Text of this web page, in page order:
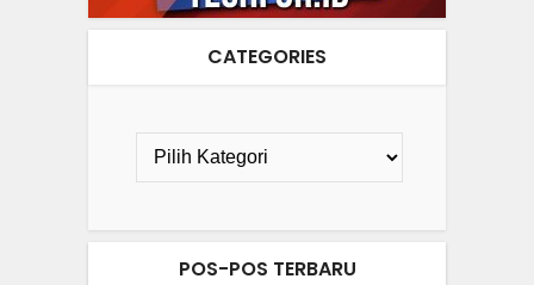
CATEGORIES
POS-POS TERBARU